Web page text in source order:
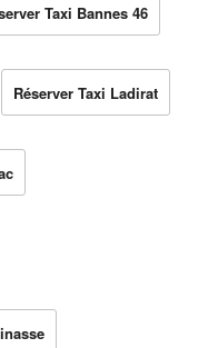
Taxi Bannes 46
Réserver Taxi Ladirat